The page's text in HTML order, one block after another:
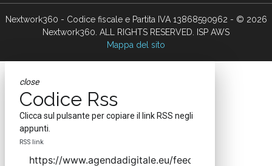
Nextwork360 - Codice fiscale e Partita IVA 13868590962 - © 2026
Nextwork360. ALL RIGHTS RESERVED. ISP AWS
Mappa del sito
close
Codice Rss
Clicca sul pulsante per copiare il link RSS negli
appunti.
RSS link